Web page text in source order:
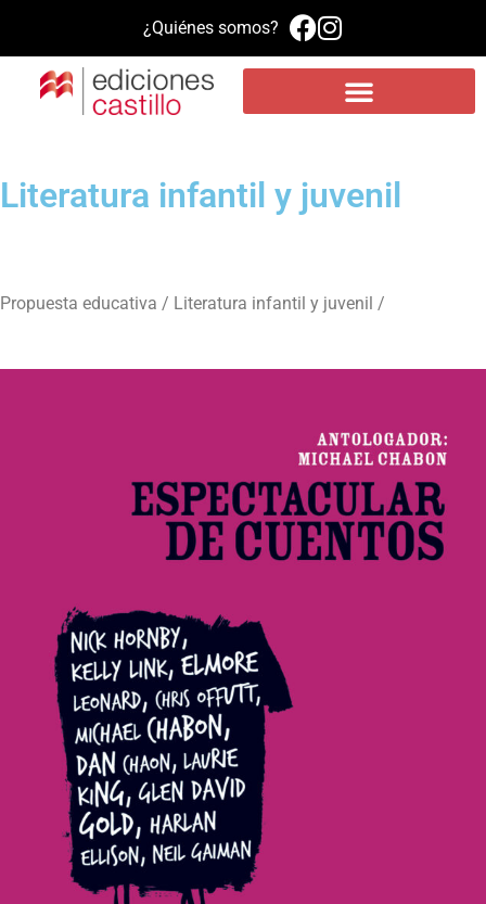
¿Quiénes somos?
Literatura infantil y juvenil
Propuesta educativa / Literatura infantil y juvenil /